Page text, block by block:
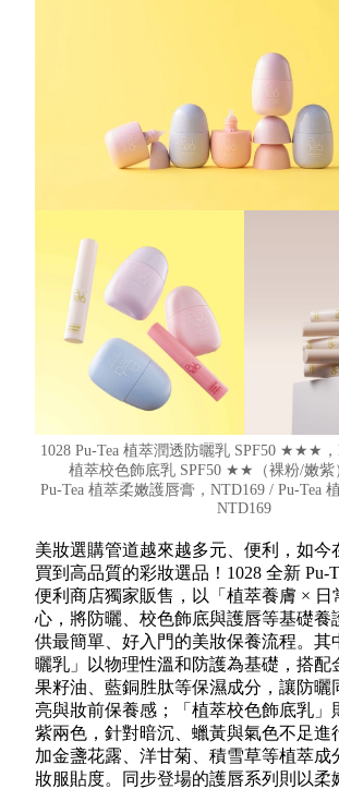
1028 Pu-Tea 植萃潤透防曬乳 SPF50 ★★★，
植萃校色飾底乳 SPF50 ★★（裸粉/嫩紫
Pu-Tea 植萃柔嫩護唇膏，NTD169 / Pu-Tea
NTD169
美妝選購管道越來越多元、便利，如今
買到高品質的彩妝選品！1028 全新 Pu-
便利商店獨家販售，以「植萃養膚 × 日
心，將防曬、校色飾底與護唇等基礎養
供最簡單、好入門的美妝保養流程。其
曬乳」以物理性溫和防護為基礎，搭配
果籽油、藍銅胜肽等保濕成分，讓防曬
亮與妝前保養感；「植萃校色飾底乳」
紫兩色，針對暗沉、蠟黃與氣色不足進
加金盞花露、洋甘菊、積雪草等植萃成
妝服貼度。同步登場的護唇系列則以柔